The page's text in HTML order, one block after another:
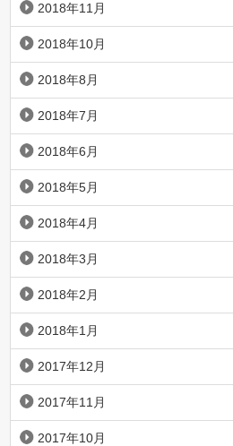
2018年11月
2018年10月
2018年8月
2018年7月
2018年6月
2018年5月
2018年4月
2018年3月
2018年2月
2018年1月
2017年12月
2017年11月
2017年10月